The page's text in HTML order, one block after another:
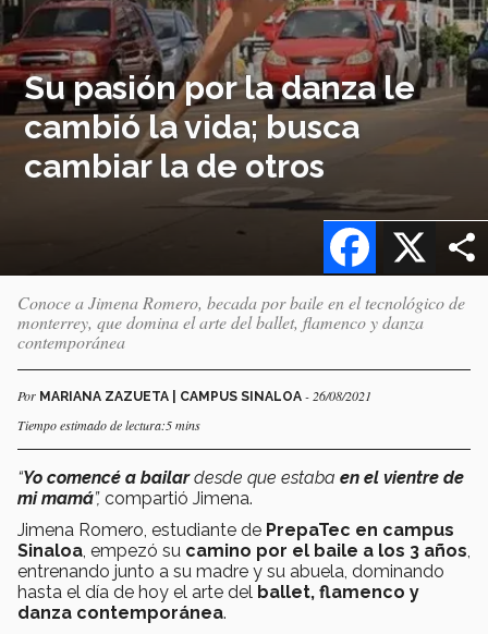
Su pasión por la danza le
cambió la vida; busca
cambiar la de otros
X
Facebook
Conoce a Jimena Romero, becada por baile en el tecnológico de
monterrey, que domina el arte del ballet, flamenco y danza
contemporánea
Por MARIANA ZAZUETA | CAMPUS SINALOA - 26/08/2021
Tiempo estimado de lectura:5 mins
“Yo comencé a bailardesde que estaba en el vientre de
mi mamá”, compartió Jimena.
Jimena Romero, estudiante de PrepaTec en campus
Sinaloa , empezó su camino por el baile a los 3 años
entrenando junto a su madre y su abuela, dominando
hasta el día de hoy el arte del ballet, flamenco y
danza contemporánea.